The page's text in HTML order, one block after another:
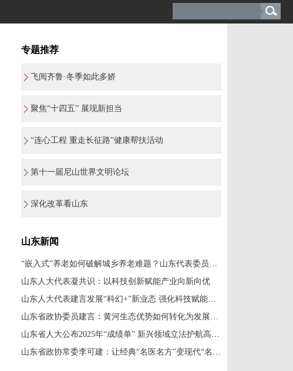
专题推荐
飞阅齐鲁·冬季如此多娇
聚焦“十四五” 展现新担当
“连心工程 重走长征路”健康帮扶活动
第十一届尼山世界文明论坛
深化改革看山东
山东新闻
“嵌入式”养老如何破解城乡养老难题？山东代表委员建言“老有颐养”
山东人大代表凝共识：以科技创新赋能产业向新向优
山东人大代表建言发展“科幻+”新业态 强化科技赋能文旅产业
山东省政协委员建言：黄河生态优势如何转化为发展动能？
山东省人大公布2025年“成绩单” 新兴领域立法护航高质量发展
山东省政协常委李可建：让经典“名医名方”变现代“名品名药”